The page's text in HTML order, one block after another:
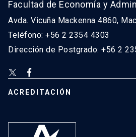
Facultad de Economía y
Avda. Vicuña Mackenna 4860,
Teléfono: +56 2 2354 4303
Dirección de Postgrado: +56 2
ACREDITACIÓN